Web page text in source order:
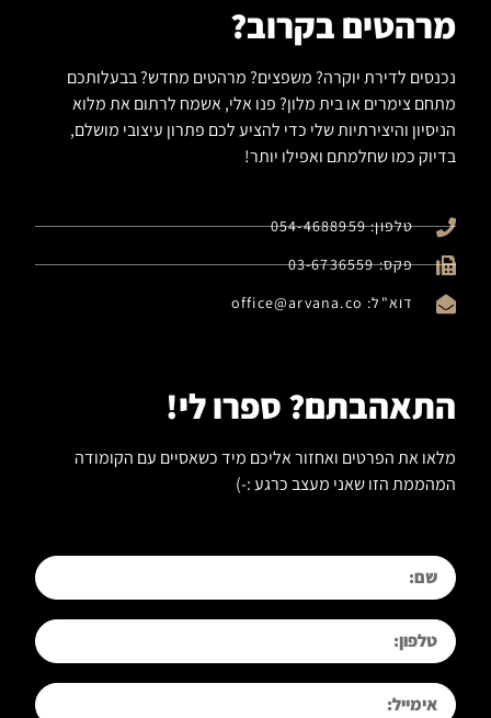
מרהטים בקרוב?
נכנסים לדירת יוקרה? משפצים? מרהטים מחדש? בבעלותכם
מתחם צימרים או בית מלון? פנו אלי, אשמח לרתום את מלוא
הניסיון והיצירתיות שלי כדי להציע לכם פתרון עיצובי מושלם,
בדיוק כמו שחלמתם ואפילו יותר!
טלפון: 054-4688959
פקס: 03-6736559
דוא"ל: office@arvana.co
התאהבתם? ספרו לי!
מלאו את הפרטים ואחזור אליכם מיד כשאסיים עם הקומודה
המהממת הזו שאני מעצב כרגע :-)